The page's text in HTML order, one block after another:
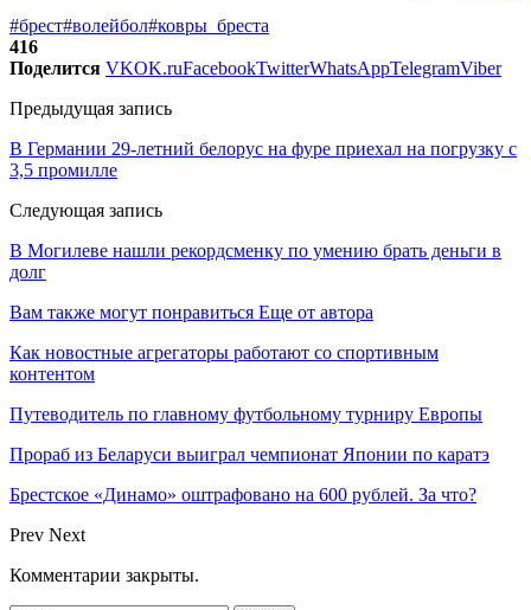
#брест#волейбол#ковры_бреста
416
Поделится VKOK.ruFacebookTwitterWhatsAppTelegramViber
Предыдущая запись
В Германии 29-летний белорус на фуре приехал на погрузку с
3,5 промилле
Следующая запись
В Могилеве нашли рекордсменку по умению брать деньги в
долг
Вам также могут понравиться Еще от автора
Как новостные агрегаторы работают со спортивным
контентом
Путеводитель по главному футбольному турниру Европы
Прораб из Беларуси выиграл чемпионат Японии по каратэ
Брестское «Динамо» оштрафовано на 600 рублей. За что?
Prev Next
Комментарии закрыты.